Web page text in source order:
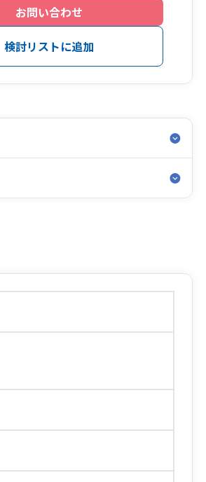
お問い合わせ
検討リストに追加